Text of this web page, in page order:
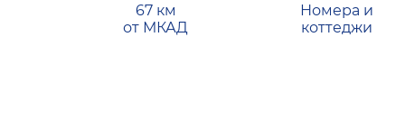
67 км
от МКАД
Номера и
коттеджи